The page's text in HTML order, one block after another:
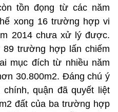
tồn đọng từ các năm
xong 16 trường hợp vi
2014 chưa xử lý được.
trường hợp lấn chiếm
mục đích từ nhiều năm
30.800m2. Đáng chú ý
quận đã quyết liệt
đất của ba trường hợp